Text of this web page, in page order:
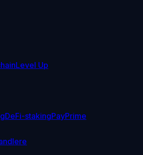
Level Up
DeFi-stakingPayPrime